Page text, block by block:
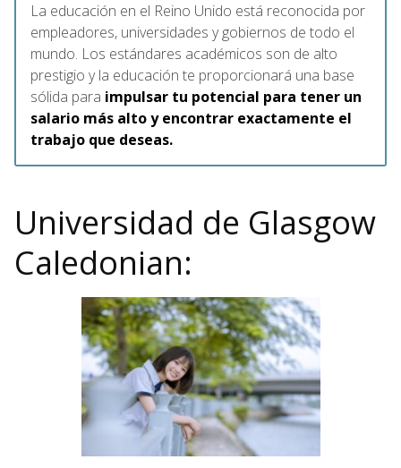
La educación en el Reino Unido está reconocida por
empleadores, universidades y gobiernos de todo el
mundo. Los estándares académicos son de alto
prestigio y la educación te proporcionará una base
sólida para impulsar tu potencial para tener un
salario más alto y encontrar exactamente el
trabajo que deseas.
Universidad de Glasgow
Caledonian: